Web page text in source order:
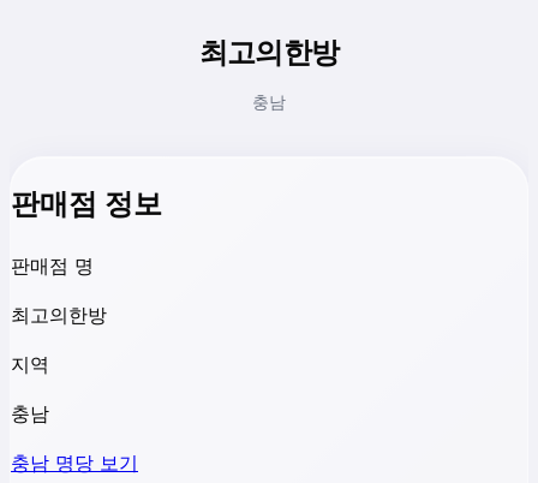
최고의한방
충남
판매점 정보
판매점 명
최고의한방
지역
충남
충남 명당 보기